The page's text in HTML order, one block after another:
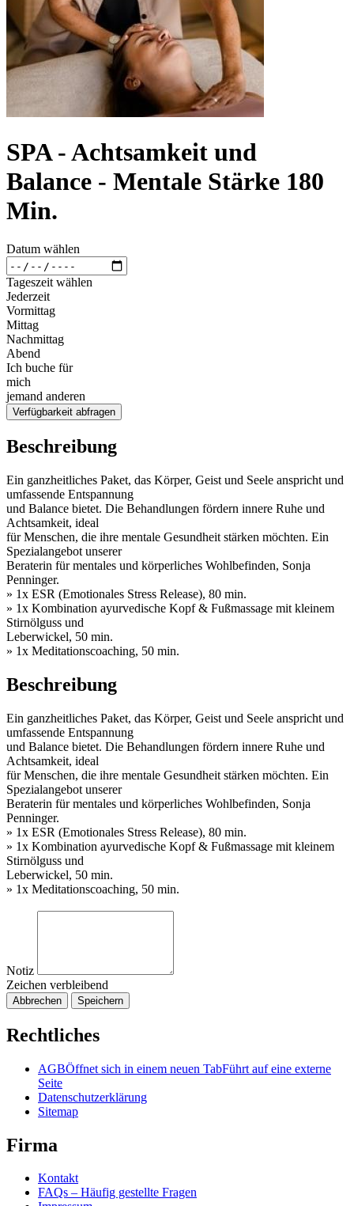
SPA - Achtsamkeit und
Balance - Mentale Stärke 180
Min.
Datum wählen
Tageszeit wählen
Jederzeit
Vormittag
Mittag
Nachmittag
Abend
Ich buche für
mich
jemand anderen
Verfügbarkeit abfragen
Beschreibung
Ein ganzheitliches Paket, das Körper, Geist und Seele anspricht und
umfassende Entspannung
und Balance bietet. Die Behandlungen fördern innere Ruhe und
Achtsamkeit, ideal
für Menschen, die ihre mentale Gesundheit stärken möchten. Ein
Spezialangebot unserer
Beraterin für mentales und körperliches Wohlbefinden, Sonja
Penninger.
» 1x ESR (Emotionales Stress Release), 80 min.
» 1x Kombination ayurvedische Kopf & Fußmassage mit kleinem
Stirnölguss und
Leberwickel, 50 min.
» 1x Meditationscoaching, 50 min.
Beschreibung
Ein ganzheitliches Paket, das Körper, Geist und Seele anspricht und
umfassende Entspannung
und Balance bietet. Die Behandlungen fördern innere Ruhe und
Achtsamkeit, ideal
für Menschen, die ihre mentale Gesundheit stärken möchten. Ein
Spezialangebot unserer
Beraterin für mentales und körperliches Wohlbefinden, Sonja
Penninger.
» 1x ESR (Emotionales Stress Release), 80 min.
» 1x Kombination ayurvedische Kopf & Fußmassage mit kleinem
Stirnölguss und
Leberwickel, 50 min.
» 1x Meditationscoaching, 50 min.
Notiz
Zeichen verbleibend
Abbrechen Speichern
Rechtliches
AGBÖffnet sich in einem neuen TabFührt auf eine externe
Seite
Datenschutzerklärung
Sitemap
Firma
Kontakt
FAQs – Häufig gestellte Fragen